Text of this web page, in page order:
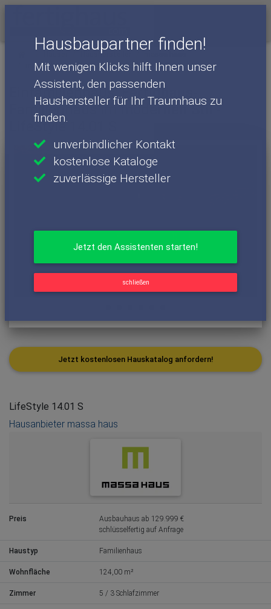
Hausbaupartner finden!
Mit wenigen Klicks hilft Ihnen unser
Assistent, den passenden
Haushersteller für Ihr Traumhaus zu
finden.
unverbindlicher Kontakt
kostenlose Kataloge
zuverlässige Hersteller
Jetzt den Assistenten starten!
schließen
Haushersteller
massa haus - Häuser
LifeStyle 14.01 S
Einfamilienhaus: Fertighaus-
Familienhaus im modernen Stil -
LifeStyle 14.01 S
LifeStyle 14.01 S
Hausanbieter massa haus
Preis
Ausbauhaus ab 129.999 €
schlüsselfertig auf Anfrage
Haustyp Familienhaus
Wohnfläche 124,00 m²
Zimmer 5 / 3 Schlafzimmer
Jetzt kostenlosen Hauskatalog anfordern!